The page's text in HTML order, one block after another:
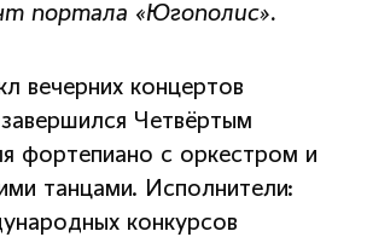
портала «Югополис».
вечерних концертов
завершился Четвёртым
фортепиано с оркестром и
танцами. Исполнители:
конкурсов